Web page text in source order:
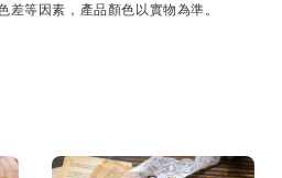
差等因素，產品顏色以實物為準。